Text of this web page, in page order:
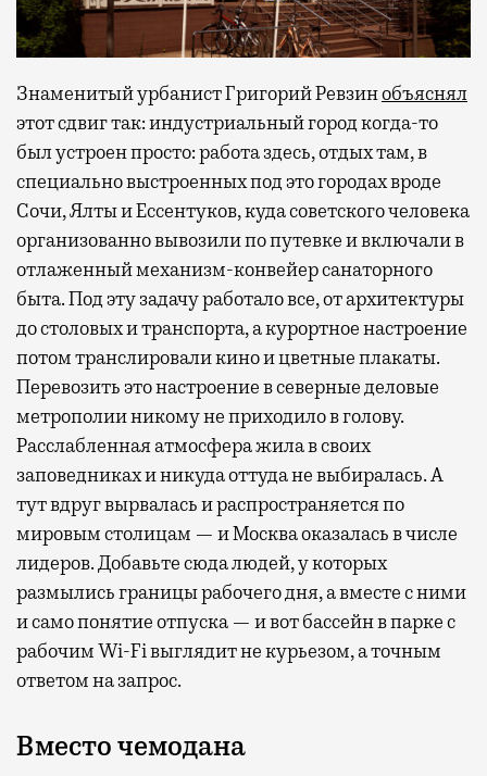
Знаменитый урбанист Григорий Ревзинобъяснял
этот сдвиг так: индустриальный город когда-то
был устроен просто: работа здесь, отдых там, в
специально выстроенных под это городах вроде
Сочи, Ялты и Ессентуков, куда советского человека
организованно вывозили по путевке и включали в
отлаженный механизм-конвейер санаторного
быта. Под эту задачу работало все, от архитектуры
до столовых и транспорта, а курортное настроение
потом транслировали кино и цветные плакаты.
Перевозить это настроение в северные деловые
метрополии никому не приходило в голову.
Расслабленная атмосфера жила в своих
заповедниках и никуда оттуда не выбиралась. А
тут вдруг вырвалась и распространяется по
мировым столицам — и Москва оказалась в числе
лидеров. Добавьте сюда людей, у которых
размылись границы рабочего дня, а вместе с ними
и само понятие отпуска — и вот бассейн в парке с
рабочим Wi-Fi выглядит не курьезом, а точным
ответом на запрос.
Вместо чемодана